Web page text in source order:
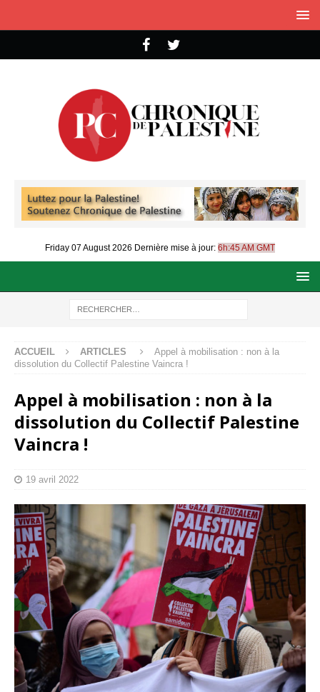
Friday 07 August 2026 Dernière mise à jour: 6h:45 AM GMT
ACCUEIL ARTICLES
Appel à mobilisation : non à la
dissolution du Collectif Palestine Vaincra !
Appel à mobilisation : non à la
dissolution du Collectif Palestine
Vaincra !
19 avril 2022